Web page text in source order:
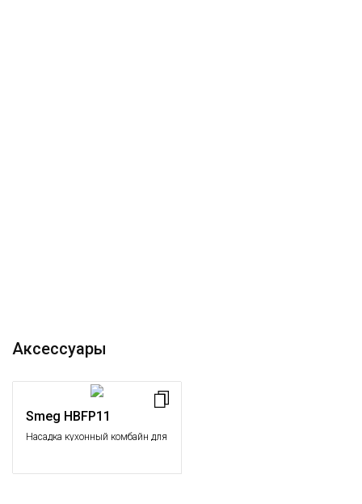
Аксессуары
Smeg HBFP11
Насадка кухонный комбайн для